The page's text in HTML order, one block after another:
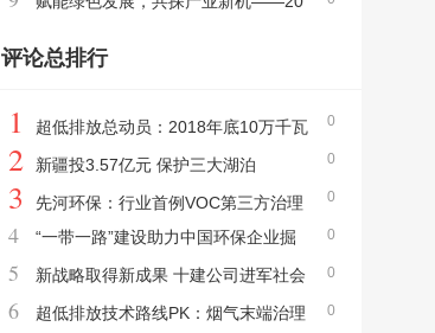
评论总排行
0
1
超低排放总动员：2018年底10万千瓦
以上燃煤机组完成改造
0
2 新疆投3.57亿元 保护三大湖泊
0
3
先河环保：行业首例VOC第三方治理
大单
0
4
“一带一路”建设助力中国环保企业掘
金海外
0
5
新战略取得新成果 十建公司进军社会
环保项目
0
6
超低排放技术路线PK：烟气末端治理